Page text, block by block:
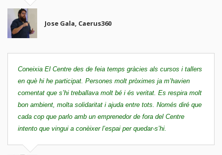
Jose Gala, Caerus360
Coneixia El Centre des de feia temps gràcies als cursos i tallers
en què hi he participat. Persones molt pròximes ja m’havien
comentat que s’hi treballava molt bé i és veritat. Es respira molt
bon ambient, molta solidaritat i ajuda entre tots. Només diré que
cada cop que parlo amb un emprenedor de fora del Centre
intento que vingui a conèixer l’espai per quedar-s’hi.